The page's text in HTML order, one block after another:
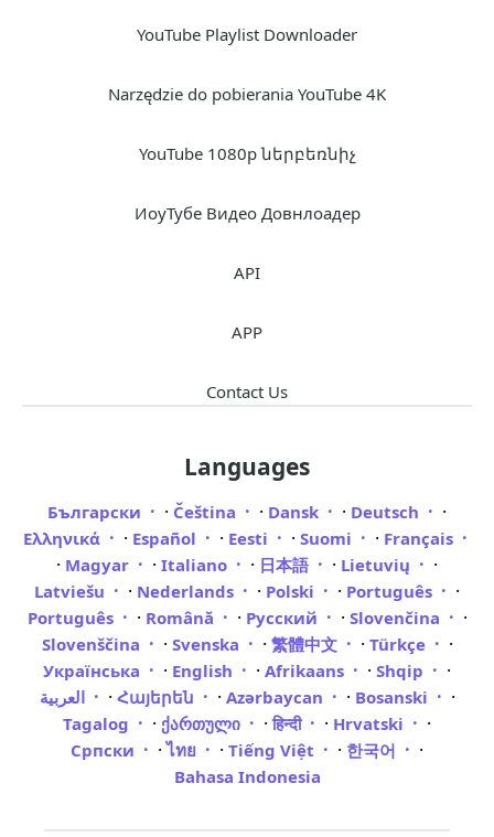
YouTube Playlist Downloader
Narzędzie do pobierania YouTube 4K
YouTube 1080p ներբեռնիչ
ИоуТубе Видео Довнлоадер
API
APP
Contact Us
Languages
Български · Čeština · Dansk · Deutsch ·
Ελληνικά · Español · Eesti · Suomi · Français
· Magyar · Italiano · 日本語 · Lietuvių ·
Latviešu · Nederlands · Polski · Português ·
Português · Română · Русский · Slovenčina ·
Slovenščina · Svenska · 繁體中文 · Türkçe ·
Українська · English · Afrikaans · Shqip ·
العربية · Հայերեն · Azərbaycan · Bosanski ·
Tagalog · ქართული · हिन्दी · Hrvatski ·
Српски ·ไทย · Tiếng Việt · 한국어 ·
Bahasa Indonesia